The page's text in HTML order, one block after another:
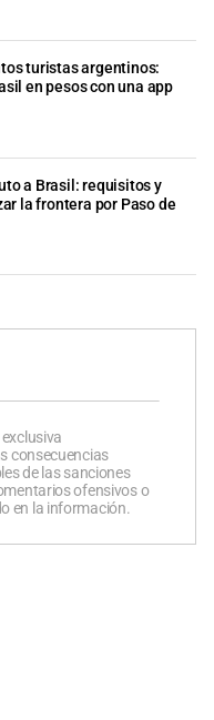
turistas argentinos:
en pesos con una app
a Brasil: requisitos y
la frontera por Paso de
consecuencias
de las sanciones
ofensivos o
en la información.